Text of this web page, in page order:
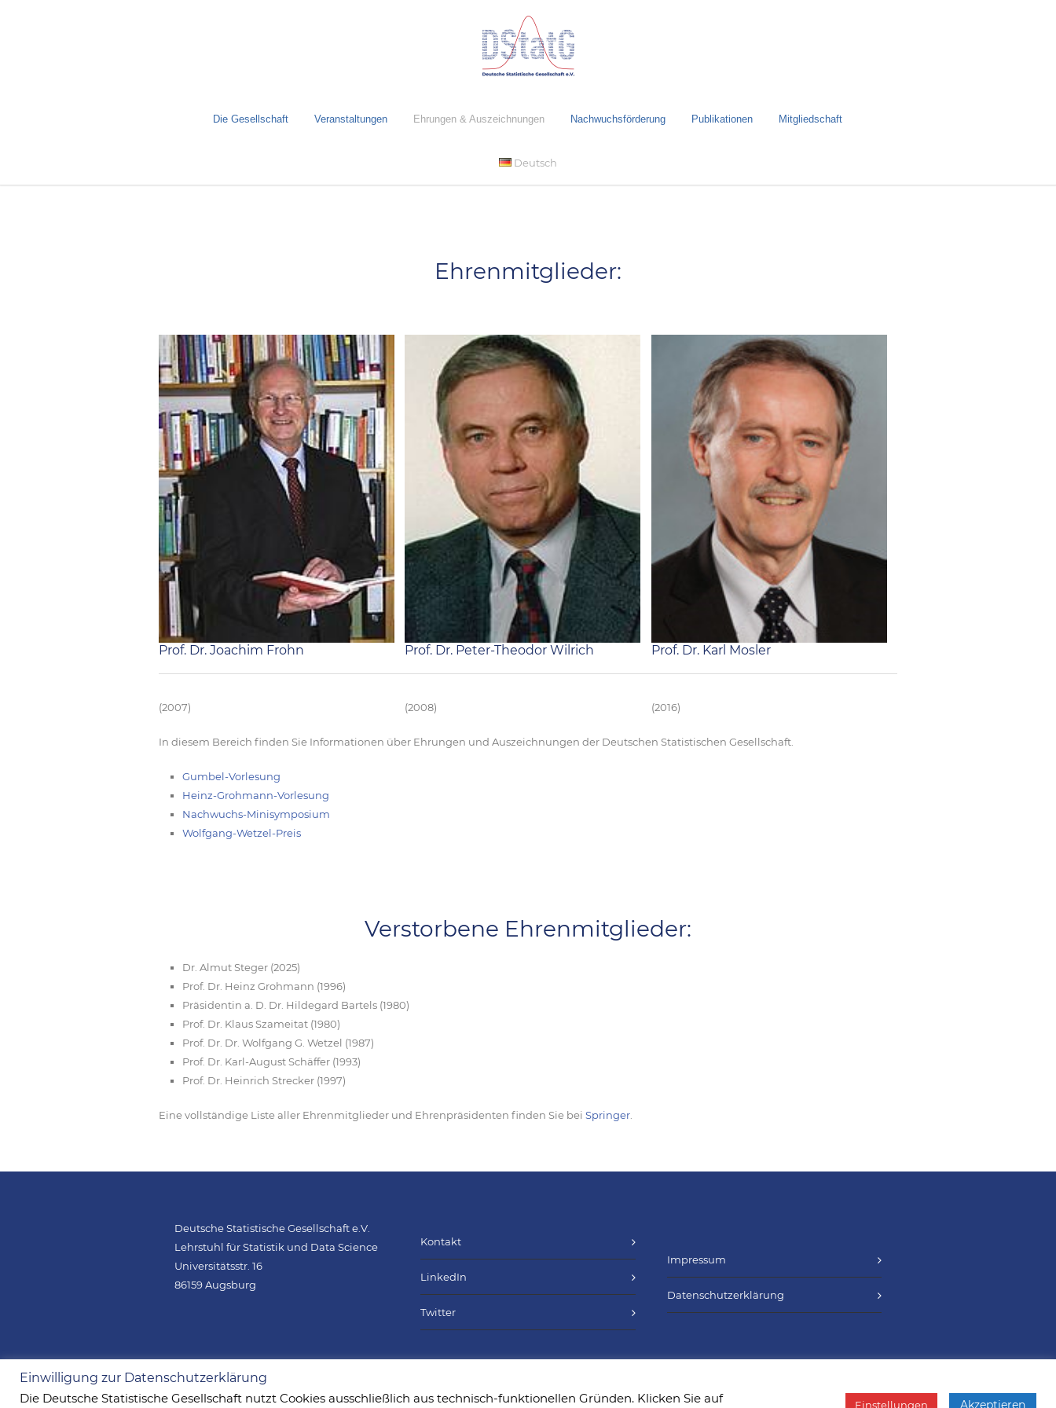
Die Gesellschaft Veranstaltungen Ehrungen & Auszeichnungen Nachwuchsförderung Publikationen Mitgliedschaft
Deutsch
Ehrenmitglieder:
Prof. Dr. Joachim Frohn
(2007)
Prof. Dr. Peter-Theodor Wilrich
(2008)
Prof. Dr. Karl Mosler
(2016)
In diesem Bereich finden Sie Informationen über Ehrungen und Auszeichnungen der Deutschen Statistischen Gesellschaft.
Gumbel-Vorlesung
Heinz-Grohmann-Vorlesung
Nachwuchs-Minisymposium
Wolfgang-Wetzel-Preis
Verstorbene Ehrenmitglieder:
Dr. Almut Steger (2025)
Prof. Dr. Heinz Grohmann (1996)
Präsidentin a. D. Dr. Hildegard Bartels (1980)
Prof. Dr. Klaus Szameitat (1980)
Prof. Dr. Dr. Wolfgang G. Wetzel (1987)
Prof. Dr. Karl-August Schäffer (1993)
Prof. Dr. Heinrich Strecker (1997)
Eine vollständige Liste aller Ehrenmitglieder und Ehrenpräsidenten finden Sie bei Springer.
Deutsche Statistische Gesellschaft e.V.
Lehrstuhl für Statistik und Data Science
Universitätsstr. 16
86159 Augsburg
Kontakt
LinkedIn
Twitter
Impressum
Datenschutzerklärung
Einwilligung zur Datenschutzerklärung
Die Deutsche Statistische Gesellschaft nutzt Cookies ausschließlich aus technisch-funktionellen Gründen. Klicken Sie auf
Einstellungen Akzeptieren